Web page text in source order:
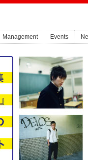
Management Events